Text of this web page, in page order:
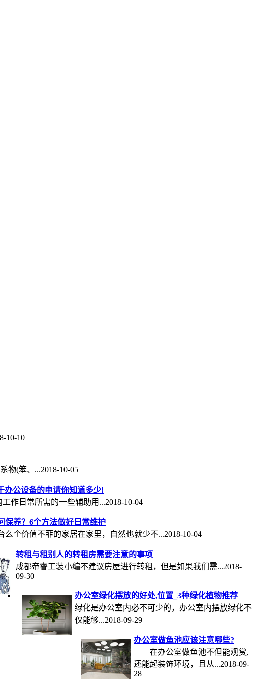
10-10
物(笨、...2018-10-05
办公设备的申请你知道多少!
作日常所需的一些辅助用...2018-10-04
保养？6个方法做好日常维护
么个价值不菲的家居在家里，自然也就少不...2018-10-04
转租与租别人的转租房需要注意的事项
成都帝睿工装小编不建议房屋进行转租，但是如果我们需...2018-
09-30
办公室绿化摆放的好处,位置_3种绿化植物推荐
绿化是办公室内必不可少的，办公室内摆放绿化不
仅能够...2018-09-29
办公室做鱼池应该注意哪些?
在办公室做鱼池不但能观赏,
还能起装饰环境，且从...2018-09-
28